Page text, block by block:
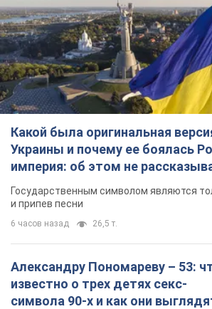
Какой была оригинальная
Украины и почему ее боялась
империя: об этом не
Государственным символом являются
и припев песни
6 часов назад 26,5 т.
Александру Пономареву – 53:
известно о трех детях секс-
символа 90-х и как они